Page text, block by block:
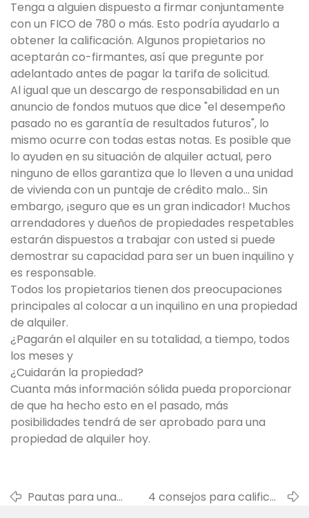
Tenga a alguien dispuesto a firmar conjuntamente
con un FICO de 780 o más. Esto podría ayudarlo a
obtener la calificación. Algunos propietarios no
aceptarán co-firmantes, así que pregunte por
adelantado antes de pagar la tarifa de solicitud.
Al igual que un descargo de responsabilidad en un
anuncio de fondos mutuos que dice "el desempeño
pasado no es garantía de resultados futuros", lo
mismo ocurre con todas estas notas. Es posible que
lo ayuden en su situación de alquiler actual, pero
ninguno de ellos garantiza que lo lleven a una unidad
de vivienda con un puntaje de crédito malo... Sin
embargo, ¡seguro que es un gran indicador! Muchos
arrendadores y dueños de propiedades respetables
estarán dispuestos a trabajar con usted si puede
demostrar su capacidad para ser un buen inquilino y
es responsable.
Todos los propietarios tienen dos preocupaciones
principales al colocar a un inquilino en una propiedad
de alquiler.
¿Pagarán el alquiler en su totalidad, a tiempo, todos
los meses y
¿Cuidarán la propiedad?
Cuanta más información sólida pueda proporcionar
de que ha hecho esto en el pasado, más
posibilidades tendrá de ser aprobado para una
propiedad de alquiler hoy.
Pautas para una
4 consejos para calificar